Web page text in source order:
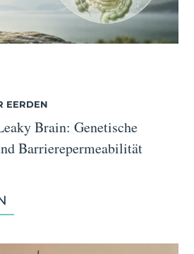
EERDEN
Brain: Genetische
Barrierepermeabilität